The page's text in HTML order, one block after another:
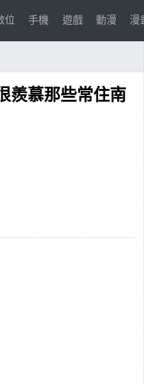
位 手機 遊戲 動漫 漫
羨慕那些常住南